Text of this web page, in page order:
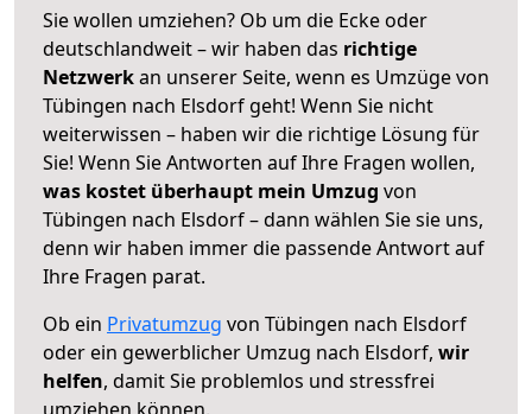
Sie wollen umziehen? Ob um die Ecke oder
deutschlandweit – wir haben das richtige
Netzwerkan unserer Seite, wenn es Umzüge von
Tübingen nach Elsdorf geht! Wenn Sie nicht
weiterwissen – haben wir die richtige Lösung für
Sie! Wenn Sie Antworten auf Ihre Fragen wollen,
was kostet überhaupt mein Umzug von
Tübingen nach Elsdorf – dann wählen Sie sie uns,
denn wir haben immer die passende Antwort auf
Ihre Fragen parat.
Ob ein Privatumzug von Tübingen nach Elsdorf
oder ein gewerblicher Umzug nach Elsdorf, wir
helfen, damit Sie problemlos und stressfrei